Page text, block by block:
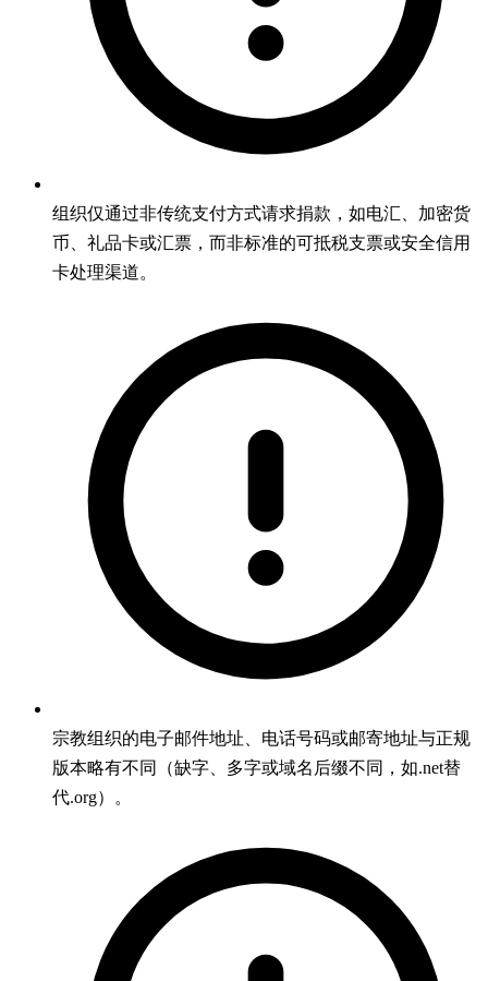
组织仅通过非传统支付方式请求捐款，如电汇、加密货
币、礼品卡或汇票，而非标准的可抵税支票或安全信用
卡处理渠道。
宗教组织的电子邮件地址、电话号码或邮寄地址与正规
版本略有不同（缺字、多字或域名后缀不同，如.net替
代.org）。